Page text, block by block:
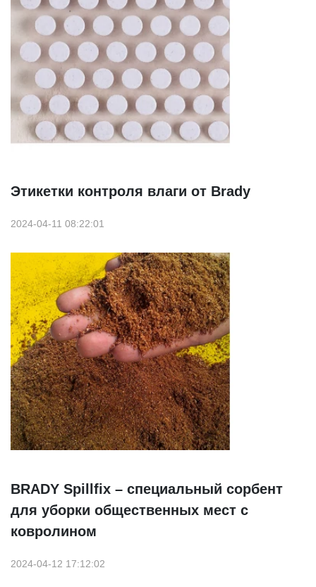
Этикетки контроля влаги от Brady
2024-04-11 08:22:01
BRADY Spillfix – специальный сорбент
для уборки общественных мест с
ковролином
2024-04-12 17:12:02